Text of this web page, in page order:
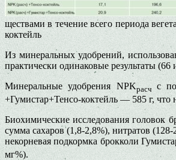
ществами в течение всего периода
коктейль
Из минеральных удобрений,
практически одинаковые результа­ты
Минеральные удобрения NPKpacч с
+Гумистар+Тенсо-коктейль — 585 г, что
Биохимические исследования го­ловок
сумма сахаров (1,8-2,8%), нитратов
некорне­вая подкормка брокколи
мг%).